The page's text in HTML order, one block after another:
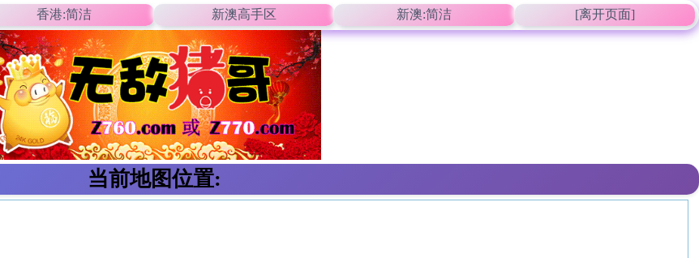
香港:简洁 新澳高手区 新澳:简洁 [离开页面]
当前地图位置: